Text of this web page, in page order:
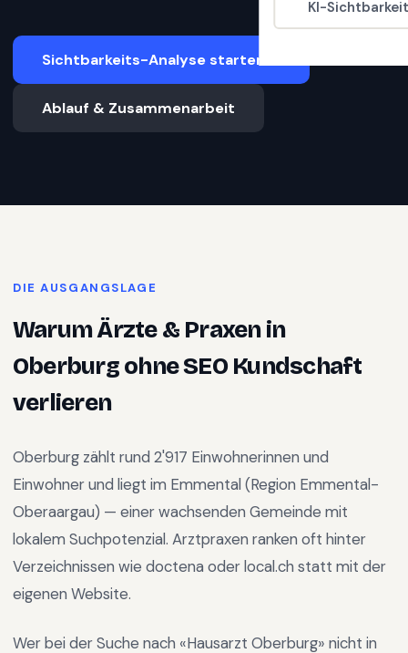
KI-
Sichtbarkeits-Analyse starten
Ablauf & Zusammenarbeit
DIE AUSGANGSLAGE
WarumÄrzte & Praxenin
Oberburgohne SEO Kundschaft
verlieren
Oberburg zählt rund 2'917 Einwohnerinnen und
Einwohner und liegt im Emmental (Region Emmental-
Oberaargau) — einer wachsenden Gemeinde mit
lokalem Suchpotenzial. Arztpraxen ranken oft hinter
Verzeichnissen wie doctena oder local.ch statt mit der
eigenen Website.
Wer bei der Suche nach «Hausarzt Oberburg» nicht in